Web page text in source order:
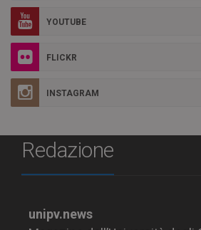
YOUTUBE
FLICKR
INSTAGRAM
Redazione
unipv.news